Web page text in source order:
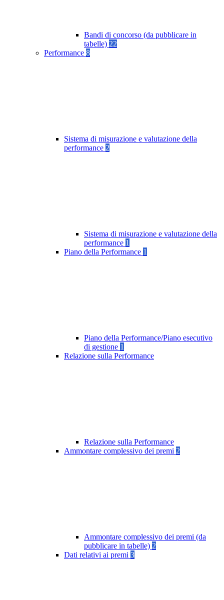
Bandi di concorso (da pubblicare in
tabelle) 22
Performance 8
Sistema di misurazione e valutazione della
performance 2
Sistema di misurazione e valutazione della
performance 1
Piano della Performance 1
Piano della Performance/Piano esecutivo
di gestione 1
Relazione sulla Performance
Relazione sulla Performance
Ammontare complessivo dei premi 2
Ammontare complessivo dei premi (da
pubblicare in tabelle) 2
Dati relativi ai premi 3